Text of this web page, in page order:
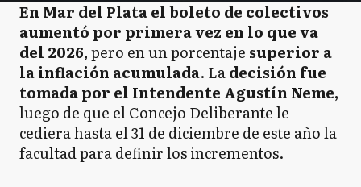
En Mar del Plata el boleto de colectivos
aumentó por primera vez en lo que va
del 2026,pero en un porcentaje superior a
la inflación acumulada. Ladecisión fue
tomada por el Intendente Agustín Neme,
luego de que el Concejo Deliberante le
cediera hasta el 31 de diciembre de este año la
facultad para definir los incrementos.